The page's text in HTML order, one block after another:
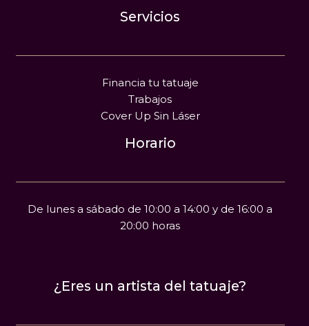
Servicios
Financia tu tatuaje
Trabajos
Cover Up Sin Láser
Horario
De lunes a sábado de 10:00 a 14:00 y de 16:00 a
20:00 horas
¿Eres un artista del tatuaje?